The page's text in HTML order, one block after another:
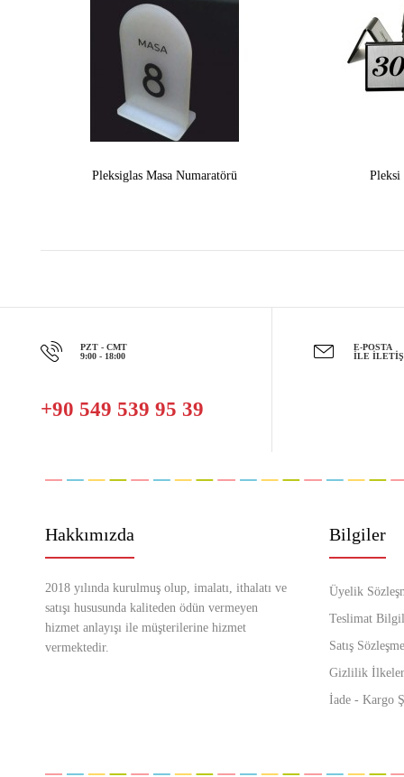
Pleksiglas Masa Numaratörü Pleksi
PZT - CMT
9:00 - 18:00
+90 549 539 95 39
E-POSTA
İLE
Hakkımızda
2018 yılında kurulmuş olup, imalatı, ithalatı ve
satışı hususunda kaliteden ödün vermeyen
hizmet anlayışı ile müşterilerine hizmet
vermektedir.
Bilgiler
Üyelik
Teslimat
Satış
Gizlilik
İade - Kargo